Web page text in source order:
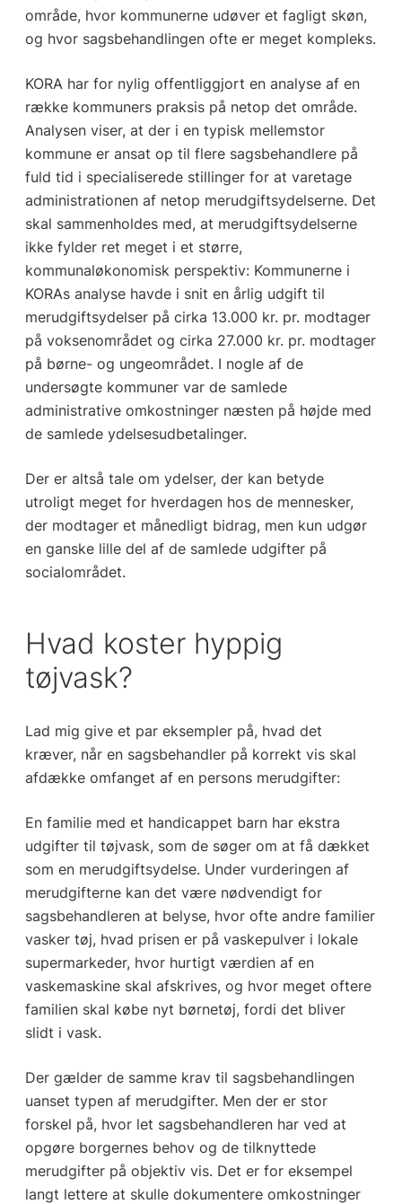
område, hvor kommunerne udøver et fagligt skøn,
og hvor sagsbehandlingen ofte er meget kompleks.
KORA har for nylig offentliggjort en analyse af en
række kommuners praksis på netop det område.
Analysen viser, at der i en typisk mellemstor
kommune er ansat op til flere sagsbehandlere på
fuld tid i specialiserede stillinger for at varetage
administrationen af netop merudgiftsydelserne. Det
skal sammenholdes med, at merudgiftsydelserne
ikke fylder ret meget i et større,
kommunaløkonomisk perspektiv: Kommunerne i
KORAs analyse havde i snit en årlig udgift til
merudgiftsydelser på cirka 13.000 kr. pr. modtager
på voksenområdet og cirka 27.000 kr. pr. modtager
på børne- og ungeområdet. I nogle af de
undersøgte kommuner var de samlede
administrative omkostninger næsten på højde med
de samlede ydelsesudbetalinger.
Der er altså tale om ydelser, der kan betyde
utroligt meget for hverdagen hos de mennesker,
der modtager et månedligt bidrag, men kun udgør
en ganske lille del af de samlede udgifter på
socialområdet.
Hvad koster hyppig
tøjvask?
Lad mig give et par eksempler på, hvad det
kræver, når en sagsbehandler på korrekt vis skal
afdække omfanget af en persons merudgifter:
En familie med et handicappet barn har ekstra
udgifter til tøjvask, som de søger om at få dækket
som en merudgiftsydelse. Under vurderingen af
merudgifterne kan det være nødvendigt for
sagsbehandleren at belyse, hvor ofte andre familier
vasker tøj, hvad prisen er på vaskepulver i lokale
supermarkeder, hvor hurtigt værdien af en
vaskemaskine skal afskrives, og hvor meget oftere
familien skal købe nyt børnetøj, fordi det bliver
slidt i vask.
Der gælder de samme krav til sagsbehandlingen
uanset typen af merudgifter. Men der er stor
forskel på, hvor let sagsbehandleren har ved at
opgøre borgernes behov og de tilknyttede
merudgifter på objektiv vis. Det er for eksempel
langt lettere at skulle dokumentere omkostninger